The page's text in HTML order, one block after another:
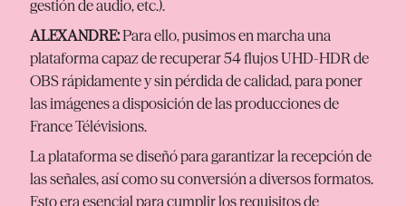
gestión de audio, etc.).
ALEXANDRE:Para ello, pusimos en marcha una
plataforma capaz de recuperar 54 flujos UHD-HDR de
OBS rápidamente y sin pérdida de calidad, para poner
las imágenes a disposición de las producciones de
France Télévisions.
La plataforma se diseñó para garantizar la recepción de
las señales, así como su conversión a diversos formatos.
Esto era esencial para cumplir los requisitos de